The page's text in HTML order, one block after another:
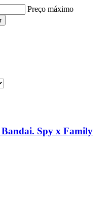
Preço máximo
Spy x Family